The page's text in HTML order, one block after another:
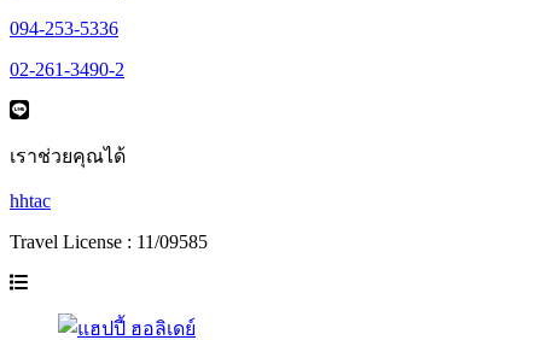
094-253-5336
02-261-3490-2
เราช่วยคุณได้
hhtac
Travel License : 11/09585